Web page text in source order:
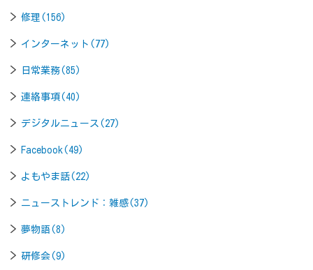
修理(156)
インターネット(77)
日常業務(85)
連絡事項(40)
デジタルニュース(27)
Facebook(49)
よもやま話(22)
ニューストレンド：雑感(37)
夢物語(8)
研修会(9)